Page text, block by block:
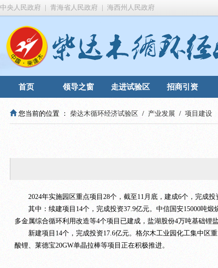
中央人民政府 青海省人民政府 海西州人民政府
首页 领导之窗 走进试验区 招商引资
您当前的位置 ： 柴达木循环经济试验区 / 产业发展 / 项目建设
2024年实施园区重点项目28个，截至11月底，建成6个，完成投
其中：续建项目14个，完成投资37.9亿元。中信国安15000吨煅
多金属综合循环利用改造等4个项目已建成，盐湖股份4万吨基础
新建项目14个，完成投资17.6亿元。格尔木工业园化工集中区重
酸锂、莱德宝20GW单晶拉棒等项目正在积极推进。